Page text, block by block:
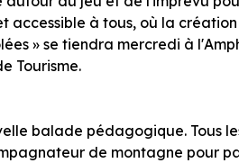
accessible à tous, où la
» se tiendra mercredi à
Tourisme.
balade pédagogique. Tous
de montagne pour